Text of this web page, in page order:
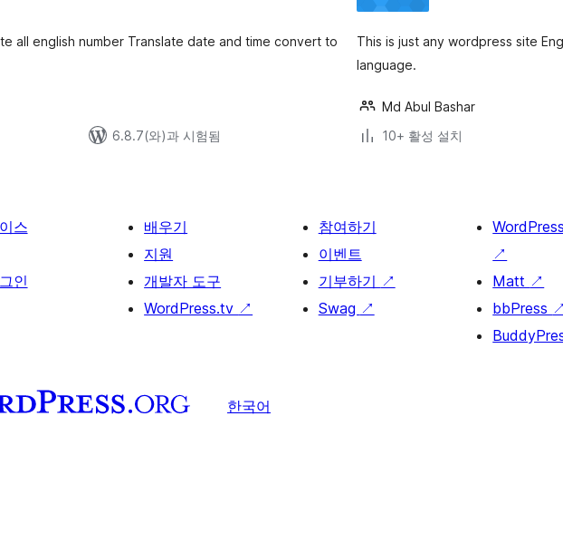
all english number Translate date and time convert to
6.8.7(와)과 시험됨
This is just any wordpress site
language.
Md Abul Bashar
10+ 활성 설치
스
인
배우기
지원
개발자 도구
WordPress.tv ↗
참여하기
이벤트
기부하기 ↗
Swag ↗
↗
Matt ↗
bbPress ↗
한국어